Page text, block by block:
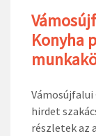
Konyha
hirdet
részletek az